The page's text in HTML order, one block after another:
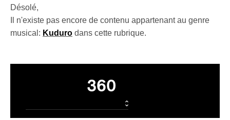
Désolé,
Il n'existe pas encore de contenu appartenant au genre
musical: Kuduro dans cette rubrique.
360